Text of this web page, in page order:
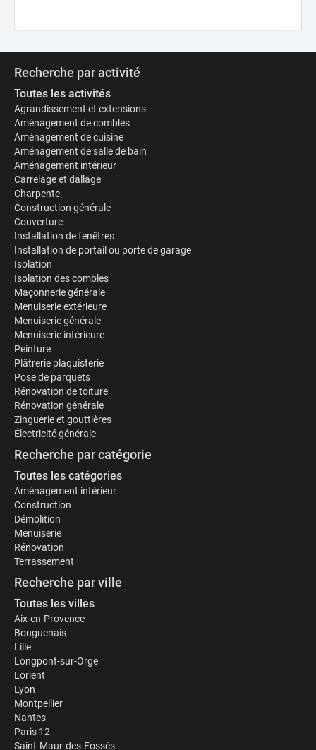
Recherche par activité
Toutes les activités
Agrandissement et extensions
Aménagement de combles
Aménagement de cuisine
Aménagement de salle de bain
Aménagement intérieur
Carrelage et dallage
Charpente
Construction générale
Couverture
Installation de fenêtres
Installation de portail ou porte de garage
Isolation
Isolation des combles
Maçonnerie générale
Menuiserie extérieure
Menuiserie générale
Menuiserie intérieure
Peinture
Plâtrerie plaquisterie
Pose de parquets
Rénovation de toiture
Rénovation générale
Zinguerie et gouttières
Électricité générale
Recherche par catégorie
Toutes les catégories
Aménagement intérieur
Construction
Démolition
Menuiserie
Rénovation
Terrassement
Recherche par ville
Toutes les villes
Aix-en-Provence
Bouguenais
Lille
Longpont-sur-Orge
Lorient
Lyon
Montpellier
Nantes
Paris 12
Saint-Maur-des-Fossés